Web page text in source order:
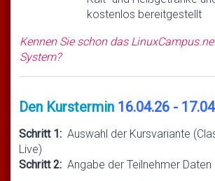
kostenlos bereitgestellt
Kennen Sie schon das
System?
Den Kurstermin 16.04.26 -
Schritt 1: Auswahl der Kursvariante
Live)
Schritt 2: Angabe der Teilnehmer Daten